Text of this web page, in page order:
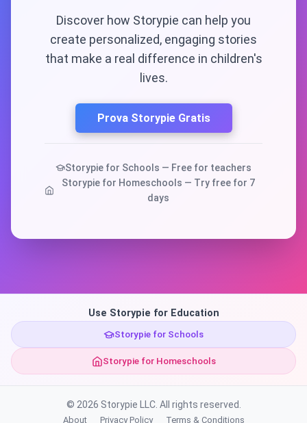
Discover how Storypie can help you
create personalized, engaging stories
that make a real difference in children's
lives.
Prova Storypie Gratis
Storypie for Schools — Free for teachers
Storypie for Homeschools — Try free for 7
days
Use Storypie for Education
Storypie for Schools
Storypie for Homeschools
© 2026 Storypie LLC. All rights reserved.
About Privacy Policy Terms & Conditions